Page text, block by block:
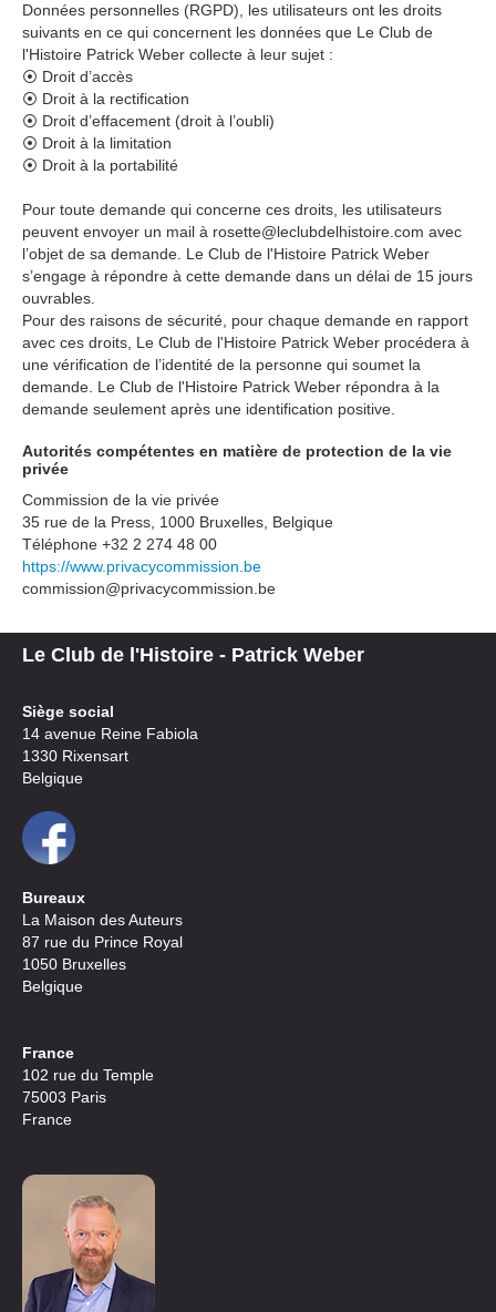
Données personnelles (RGPD), les utilisateurs ont les droits
suivants en ce qui concernent les données que Le Club de
l'Histoire Patrick Weber collecte à leur sujet :
⦿ Droit d’accès
⦿ Droit à la rectification
⦿ Droit d’effacement (droit à l’oubli)
⦿ Droit à la limitation
⦿ Droit à la portabilité
Pour toute demande qui concerne ces droits, les utilisateurs
peuvent envoyer un mail à rosette@leclubdelhistoire.com avec
l’objet de sa demande. Le Club de l'Histoire Patrick Weber
s’engage à répondre à cette demande dans un délai de 15 jours
ouvrables.
Pour des raisons de sécurité, pour chaque demande en rapport
avec ces droits, Le Club de l'Histoire Patrick Weber procédera à
une vérification de l’identité de la personne qui soumet la
demande. Le Club de l'Histoire Patrick Weber répondra à la
demande seulement après une identification positive.
Autorités compétentes en matière de protection de la vie
privée
Commission de la vie privée
35 rue de la Press, 1000 Bruxelles, Belgique
Téléphone +32 2 274 48 00
https://www.privacycommission.be
commission@privacycommission.be
Le Club de l'Histoire - Patrick Weber
Siège social
14 avenue Reine Fabiola
1330 Rixensart
Belgique
Bureaux
La Maison des Auteurs
87 rue du Prince Royal
1050 Bruxelles
Belgique
France
102 rue du Temple
75003 Paris
France